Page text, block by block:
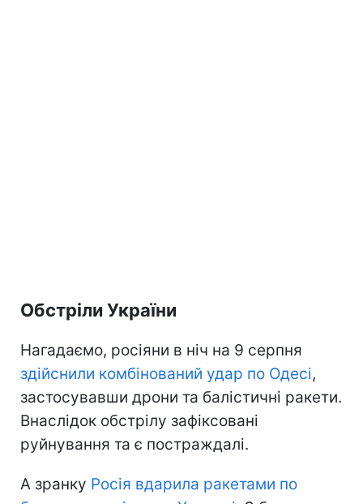
Обстріли України
Нагадаємо, росіяни в ніч на 9 серпня
здійснили комбінований удар по Одесі,
застосувавши дрони та балістичні ракети.
Внаслідок обстрілу зафіксовані
руйнування та є постраждалі.
А зранку Росія вдарила ракетами по